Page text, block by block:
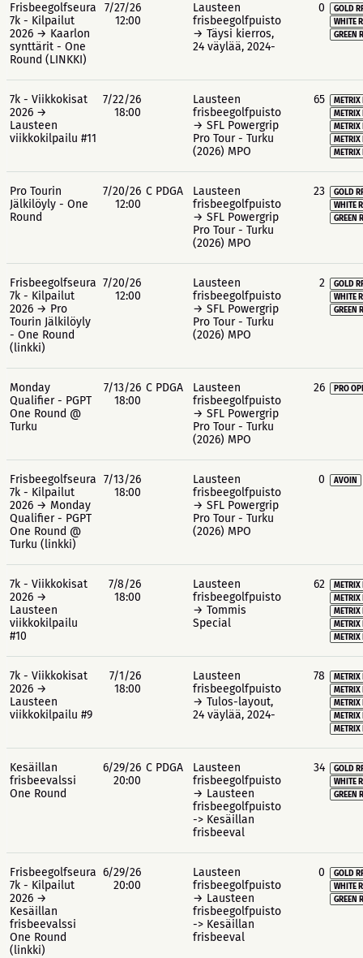
Frisbeegolfseura
7k - Kilpailut
2026 → Kaarlon
synttärit - One
Round (LINKKI)
7/27/26
12:00
Lausteen
frisbeegolfpuisto
→ Täysi kierros,
24 väylää, 2024-
0
GOLD
WHITE
GREEN
7k - Viikkokisat
2026 →
Lausteen
viikkokilpailu #11
7/22/26
18:00
Lausteen
frisbeegolfpuisto
→ SFL Powergrip
Pro Tour - Turku
(2026) MPO
65
METRIX
Pro Tourin
Jälkilöyly - One
Round
7/20/26
12:00
C PDGA
Lausteen
frisbeegolfpuisto
→ SFL Powergrip
Pro Tour - Turku
(2026) MPO
23
GOLD
WHITE
GREEN
Frisbeegolfseura
7k - Kilpailut
2026 → Pro
Tourin Jälkilöyly
- One Round
(linkki)
7/20/26
12:00
Lausteen
frisbeegolfpuisto
→ SFL Powergrip
Pro Tour - Turku
(2026) MPO
2
GOLD
WHITE
GREEN
Monday
Qualifier - PGPT
One Round @
Turku
7/13/26
18:00
C PDGA
Lausteen
frisbeegolfpuisto
→ SFL Powergrip
Pro Tour - Turku
(2026) MPO
26 PRO
Frisbeegolfseura
7k - Kilpailut
2026 → Monday
Qualifier - PGPT
One Round @
Turku (linkki)
7/13/26
18:00
Lausteen
frisbeegolfpuisto
→ SFL Powergrip
Pro Tour - Turku
(2026) MPO
0 AVOIN
7k - Viikkokisat
2026 →
Lausteen
viikkokilpailu
#10
7/8/26
18:00
Lausteen
frisbeegolfpuisto
→ Tommis
Special
62
METRIX
7k - Viikkokisat
2026 →
Lausteen
viikkokilpailu #9
7/1/26
18:00
Lausteen
frisbeegolfpuisto
→ Tulos-layout,
24 väylää, 2024-
78
METRIX
Kesäillan
frisbeevalssi
One Round
6/29/26
20:00
C PDGA
Lausteen
frisbeegolfpuisto
→ Lausteen
frisbeegolfpuisto
-> Kesäillan
frisbeeval
34
GOLD
WHITE
GREEN
Frisbeegolfseura
7k - Kilpailut
2026 →
Kesäillan
frisbeevalssi
One Round
(linkki)
6/29/26
20:00
Lausteen
frisbeegolfpuisto
→ Lausteen
frisbeegolfpuisto
-> Kesäillan
frisbeeval
0
GOLD
WHITE
GREEN